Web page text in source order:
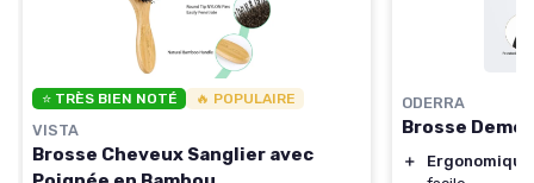
⭐ TRÈS BIEN NOTÉ 🔥 POPULAIRE
VISTA
Brosse Cheveux Sanglier avec
ODERRA
Brosse
＋ Ergonomique